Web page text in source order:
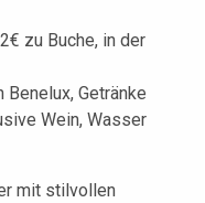
zu Buche, in der
Getränke
Wein, Wasser
mit stilvollen